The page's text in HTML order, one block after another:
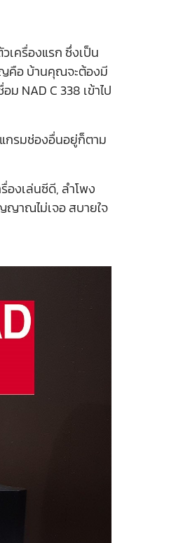
เครื่องแรก ซึ่งเป็น
ญคือ บ้านคุณจะต้องมี
ม NAD C 338 เข้าไป
กรมช่องอื่นอยู่ก็ตาม
องเล่นซีดี, ลำโพง
าณไม่เจอ สบายใจ